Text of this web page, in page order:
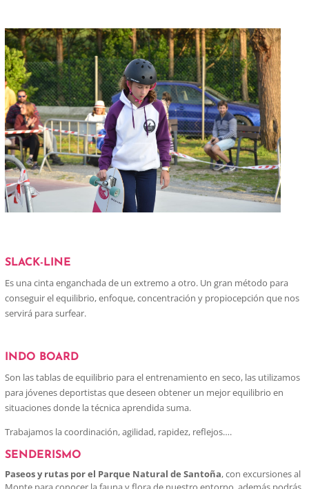
SLACK-LINE
Es una cinta enganchada de un extremo a otro. Un gran método para
conseguir el equilibrio, enfoque, concentración y propiocepción que nos
servirá para surfear.
INDO BOARD
Son las tablas de equilibrio para el entrenamiento en seco, las utilizamos
para jóvenes deportistas que deseen obtener un mejor equilibrio en
situaciones donde la técnica aprendida suma.
Trabajamos la coordinación, agilidad, rapidez, reflejos….
SENDERISMO
Paseos y rutas por el Parque Natural de Santoña, con excursiones al